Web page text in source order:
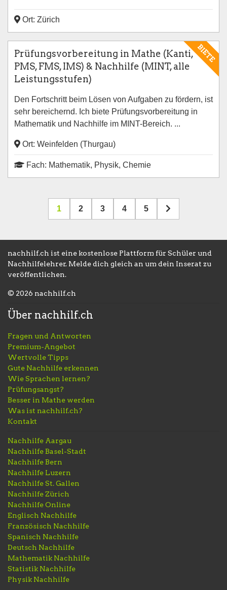
Ort: Zürich
BIETE
Prüfungsvorbereitung in Mathe (Kanti,
PMS, FMS, IMS) & Nachhilfe (MINT, alle
Leistungsstufen)
Den Fortschritt beim Lösen von Aufgaben zu fördern, ist
sehr bereichernd. Ich biete Prüfungsvorbereitung in
Mathematik und Nachhilfe im MINT-Bereich. ...
Ort: Weinfelden (Thurgau)
Fach: Mathematik, Physik, Chemie
1 2 3 4 5
nachhilf.ch ist eine kostenlose Plattform für Schüler und
Nachhilfelehrer. Melde dich gleich an um dein Inserat zu
veröffentlichen.
© 2026 nachhilf.ch
Über nachhilf.ch
Fragen und Antworten
Premium-Angebot
Wertvolle Tipps
Gute Nachhilfe erkennen
Wie Sprachen lernen?
Prüfungsangst?
Besser in Mathe werden
Was ist nachhilf.ch?
Kontakt
Nachhilfe Aargau
Nachhilfe Basel-Stadt
Nachhilfe Bern
Nachhilfe Luzern
Nachhilfe St. Gallen
Nachhilfe Zürich
Nachhilfe Online
Englisch Nachhilfe
Französisch Nachhilfe
Spanisch Nachhilfe
Deutsch Nachhilfe
Mathematik Nachhilfe
Statistik Nachhilfe
Physik Nachhilfe